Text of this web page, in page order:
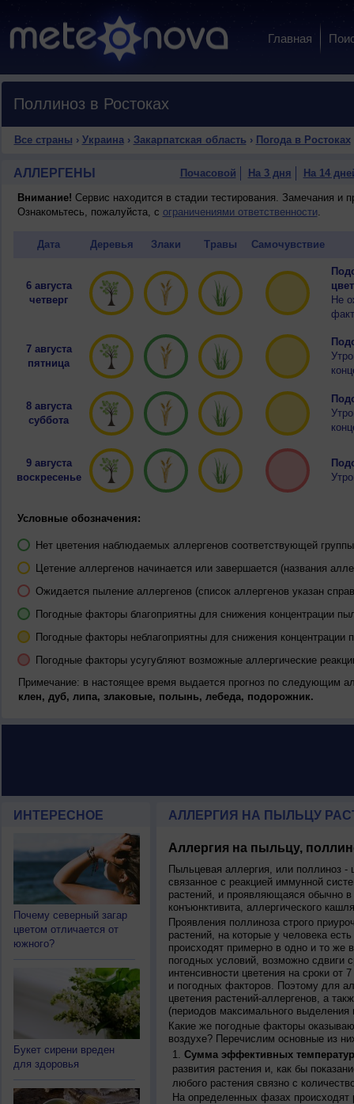
Главная
Поллиноз в Ростоках
Все страны › Украина› Закарпатская область › Погода в Ростоках
АЛЛЕРГЕНЫ Почасовой На 3 дня На 14
Внимание! Сервис находится в стадии тестирования. Замечания и
Ознакомьтесь, пожалуйста, с ограничениями ответственности.
Дата Деревья Злаки Травы Самочувствие
6 августа
четверг
Не
7 августа
пятница
8 августа
суббота
9 августа
воскресенье
Условные обозначения:
Нет цветения наблюдаемых аллергенов соответствующей
Цетение аллергенов начинается или завершается (названия
Ожидается пыление аллергенов (список аллергенов указан
Погодные факторы благоприятны для снижения концентрации
Погодные факторы неблагоприятны для снижения концентрации
Погодные факторы усугубляют возможные аллергические
Примечание: в настоящее время выдается прогноз по следующим
клен, дуб, липа, злаковые, полынь, лебеда, подорожник.
ИНТЕРЕСНОЕ
Почему северный загар
цветом отличается от
южного?
Букет сирени вреден
для здоровья
АЛЛЕРГИЯ НА ПЫЛЬЦУ
Аллергия на пыльцу,
Пыльцевая аллергия, или поллиноз -
связанное с реакцией иммунной
растений, и проявляющаяся обычно
конъюнктивита, аллергического
Проявления поллиноза строго
растений, на которые у человека
происходят примерно в одно и то же
погодных условий, возможно сдвиги
интенсивности цветения на сроки от
и погодных факторов. Поэтому для
цветения растений-аллергенов, а
(периодов максимального
Какие же погодные факторы
воздухе? Перечислим основные из
Сумма эффективных
развития растения и, как бы
любого растения связно с
На определенных фазах происходят